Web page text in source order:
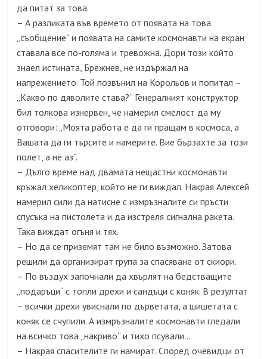
да питат за това.
– А разликата във времето от появата на това
„съобщение“ и появата на самите космонавти на екран
ставала все по-голяма и тревожна. Дори този който
знаел истината, Брежнев, не издържал на
напрежението. Той позвънил на Корольов и попитал –
„Какво по дяволите става?“ Генералният конструктор
бил толкова изнервен, че намерил смелост да му
отговори: „Моята работа е да ги пращам в космоса, а
Вашата да ги търсите и намерите. Вие бързахте за този
полет, а не аз“.
– Дълго време над двамата нещастни космонавти
кръжал хеликоптер, който не ги виждал. Накрая Алексей
намерил сили да натисне с измръзналите си пръсти
спусъка на пистолета и да изстреля сигнална ракета.
Така виждат огъня и тях.
– Но да се приземят там не било възможно. Затова
решили да организират група за спасяване от скиори.
– По въздух започнали да хвърлят на бедстващите
„подаръци“ с топли дрехи и сандъци с коняк. В резултат
– всички дрехи увиснали по дърветата, а шишетата с
коняк се счупили. А измръзналите космонавти гледали
на всичко това „накриво“ и тихо псували…
– Накрая спасителите ги намират. Според очевидци от